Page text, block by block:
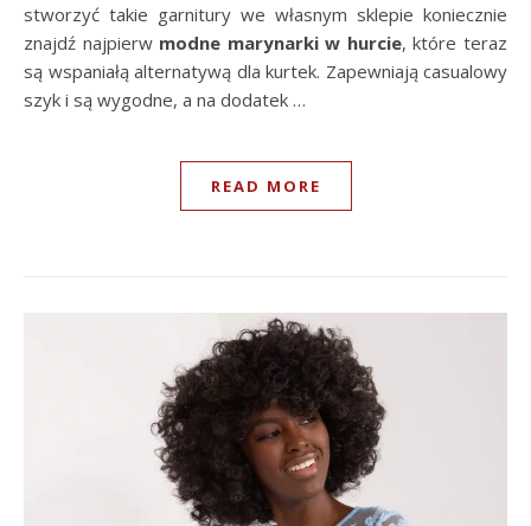
stworzyć takie garnitury we własnym sklepie koniecznie
znajdź najpierw modne marynarki w hurcie, które teraz
są wspaniałą alternatywą dla kurtek. Zapewniają casualowy
szyk i są wygodne, a na dodatek …
READ MORE